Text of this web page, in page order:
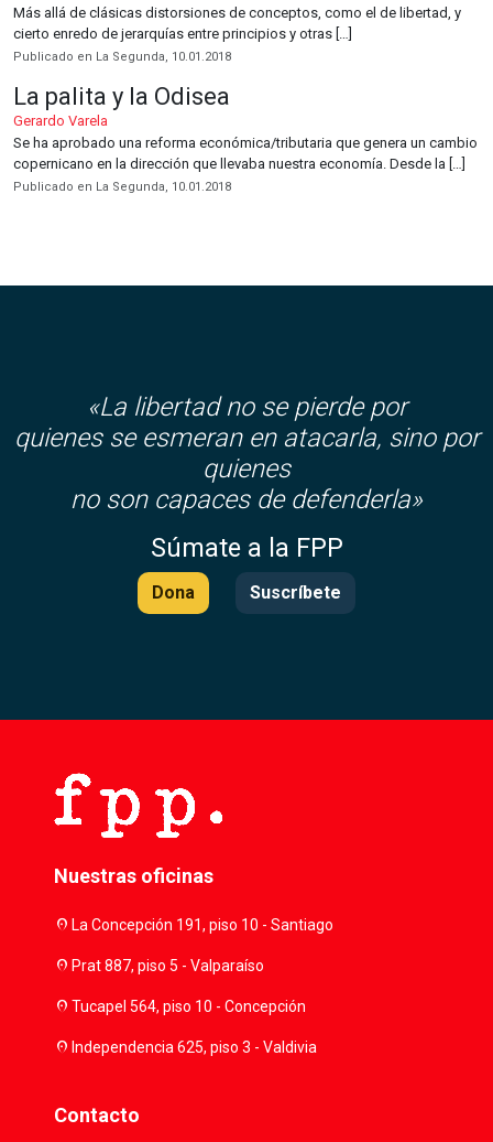
Más allá de clásicas distorsiones de conceptos, como el de libertad, y
cierto enredo de jerarquías entre principios y otras […]
Publicado en La Segunda, 10.01.2018
La palita y la Odisea
Gerardo Varela
Se ha aprobado una reforma económica/tributaria que genera un cambio
copernicano en la dirección que llevaba nuestra economía. Desde la […]
Publicado en La Segunda, 10.01.2018
«La libertad no se pierde por
quienes se esmeran en atacarla, sino por
quienes
no son capaces de defenderla»
Súmate a la FPP
Dona Suscríbete
Nuestras oficinas
location_onLa Concepción 191, piso 10 - Santiago
location_onPrat 887, piso 5 - Valparaíso
location_onTucapel 564, piso 10 - Concepción
location_onIndependencia 625, piso 3 - Valdivia
Contacto